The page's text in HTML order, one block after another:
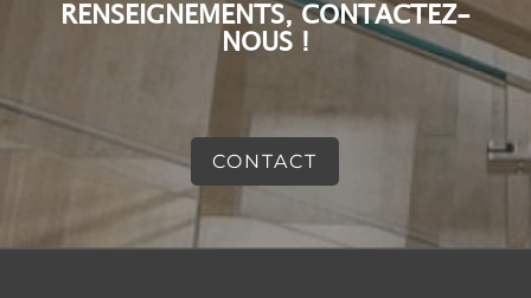
RENSEIGNEMENTS, CONTACTEZ-
NOUS !
CONTACT